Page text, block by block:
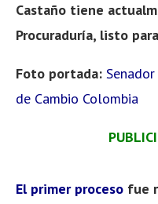
Castaño tiene
Procuraduría, listo
Foto portada:
de Cambio Colombia
El primer proceso fue